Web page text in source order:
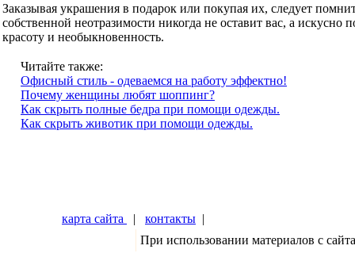
Заказывая украшения в подарок или покупая их, следует
собственной неотразимости никогда не оставит вас, а
красоту и необыкновенность.
Читайте также:
Офисный стиль - одеваемся на работу эффектно!
Почему женщины любят шоппинг?
Как скрыть полные бедра при помощи одежды.
Как скрыть животик при помощи одежды.
карта сайта | контакты |
При использовании материалов с